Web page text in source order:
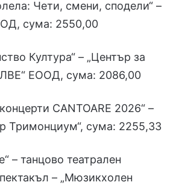
Чети, смени, сподели“ –
сума: 2550,00
Култура“ – „Център за
ЕООД, сума: 2086,00
CANTOARE 2026“ –
Тримонциум“, сума: 2255,33
– танцово театрален
– „Мюзикхолен